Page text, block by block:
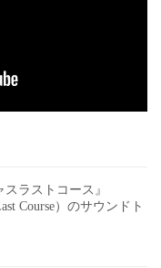
ラストコース』
Course）のサウンドト